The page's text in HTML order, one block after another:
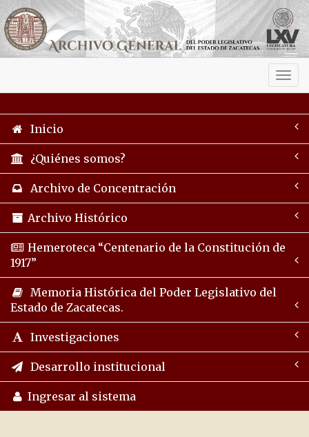
Inicio
¿Quiénes somos?
Archivo de Concentración
Archivo Histórico
Hemeroteca “Centenario de la Constitución de
1917”
Memoria Histórica del Poder Legislativo del
Estado de Zacatecas.
Investigaciones
Desarrollo institucional
Ingresar al sistema